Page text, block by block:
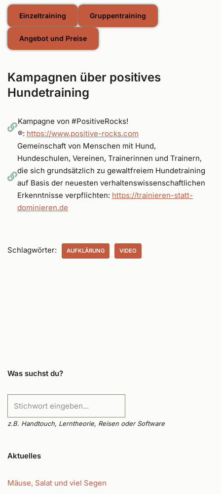
Einzeltraining Gruppentraining
Angebot und Preise
Kampagnen über positives
Hundetraining
Kampagne von #PositiveRocks!
®: https://www.positive-rocks.com
Gemeinschaft von Menschen mit Hund,
Hundeschulen, Vereinen, Trainerinnen und Trainern,
die sich grundsätzlich zu gewaltfreiem Hundetraining
auf Basis der neuesten verhaltenswissenschaftlichen
Erkenntnisse verpflichten: https://trainieren-statt-
dominieren.de
Schlagwörter: AUFKLÄRUNG VIDEO
Was suchst du?
z.B. Handtouch, Lerntheorie, Reisen oder Software
Aktuelles
Mäuse, Salat und viel Segen